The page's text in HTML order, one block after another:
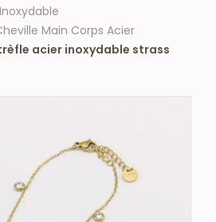
Main Corps Acier
acier inoxydable strass